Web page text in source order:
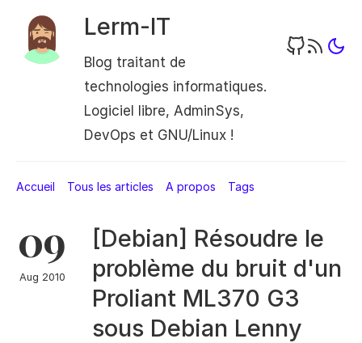
Lerm-IT
Blog traitant de
technologies informatiques.
Logiciel libre, AdminSys,
DevOps et GNU/Linux !
Accueil Tous les articles A propos Tags
09
Aug 2010
[Debian] Résoudre le
problème du bruit d'un
Proliant ML370 G3
sous Debian Lenny